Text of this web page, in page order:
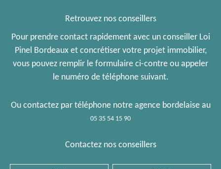
Retrouvez nos conseillers
Pour prendre contact rapidement avec un conseiller Loi
Pinel Bordeaux et concrétiser votre projet immobilier,
vous pouvez remplir le formulaire ci-contre ou appeler
le numéro de téléphone suivant.
Ou contactez par téléphone notre agence bordelaise au
05 35 54 15 90
Contactez nos conseillers